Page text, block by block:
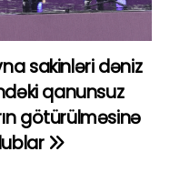
sakinləri dəniz
qanunsuz
götürülməsinə